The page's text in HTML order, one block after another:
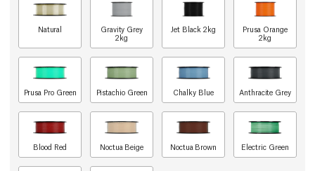
Natural
Gravity Grey
2kg
Jet Black 2kg
Prusa Orange
2kg
Prusa Pro Green Pistachio Green Chalky Blue Anthracite Grey
Blood Red Noctua Beige Noctua Brown Electric Green